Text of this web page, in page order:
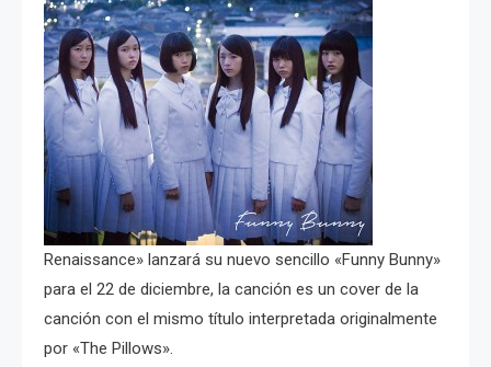
Renaissance» lanzará su nuevo sencillo «Funny Bunny»
para el 22 de diciembre, la canción es un cover de la
canción con el mismo título interpretada originalmente
por «The Pillows».